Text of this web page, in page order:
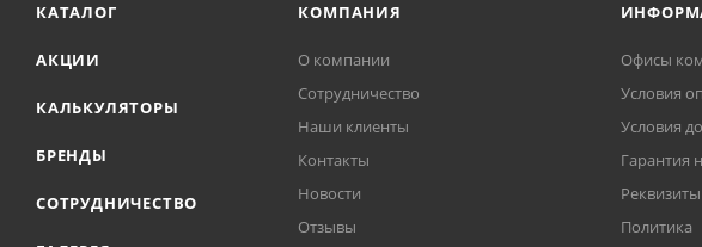
КАТАЛОГ
АКЦИИ
КАЛЬКУЛЯТОРЫ
БРЕНДЫ
СОТРУДНИЧЕСТВО
КОМПАНИЯ
О компании
Сотрудничество
Наши клиенты
Контакты
Новости
Отзывы
Офисы
Условия
Условия
Гарантия
Реквизиты
Политика